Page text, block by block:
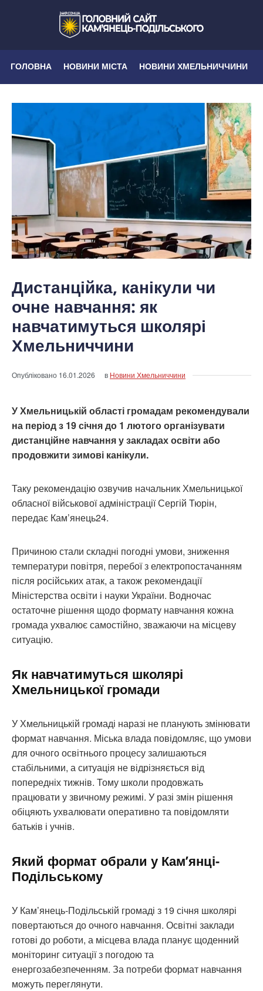
ГОЛОВНА НОВИНИ МІСТА НОВИНИ ХМЕЛЬНИЧЧИНИ
Дистанційка, канікули чи
очне навчання: як
навчатимуться школярі
Хмельниччини
Опубліковано 16.01.2026 в Новини Хмельниччини
У Хмельницькій області громадам рекомендували
на період з 19 січня до 1 лютого організувати
дистанційне навчання у закладах освіти або
продовжити зимові канікули.
Таку рекомендацію озвучив начальник Хмельницької
обласної військової адміністрації Сергій Тюрін,
передає Кам’янець24.
Причиною стали складні погодні умови, зниження
температури повітря, перебої з електропостачанням
після російських атак, а також рекомендації
Міністерства освіти і науки України. Водночас
остаточне рішення щодо формату навчання кожна
громада ухвалює самостійно, зважаючи на місцеву
ситуацію.
Як навчатимуться школярі
Хмельницької громади
У Хмельницькій громаді наразі не планують змінювати
формат навчання. Міська влада повідомляє, що умови
для очного освітнього процесу залишаються
стабільними, а ситуація не відрізняється від
попередніх тижнів. Тому школи продовжать
працювати у звичному режимі. У разі змін рішення
обіцяють ухвалювати оперативно та повідомляти
батьків і учнів.
Який формат обрали у Кам’янці-
Подільському
У Кам’янець-Подільській громаді з 19 січня школярі
повертаються до очного навчання. Освітні заклади
готові до роботи, а місцева влада планує щоденний
моніторинг ситуації з погодою та
енергозабезпеченням. За потреби формат навчання
можуть переглянути.